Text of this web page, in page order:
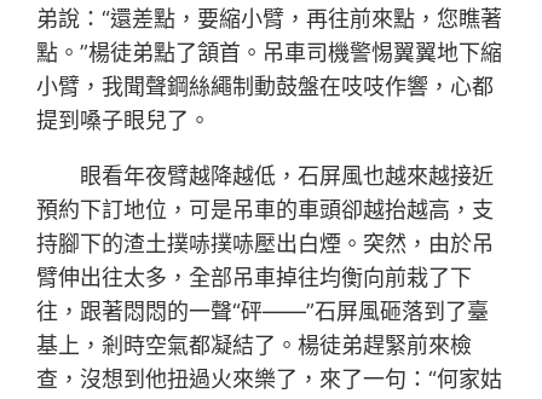
弟說：“還差點，要縮小臂，再往前來點，您瞧著
點。”楊徒弟點了頷首。吊車司機警惕翼翼地下縮
小臂，我聞聲鋼絲繩制動鼓盤在吱吱作響，心都
提到嗓子眼兒了。
眼看年夜臂越降越低，石屏風也越來越接近
預約下訂地位，可是吊車的車頭卻越抬越高，支
持腳下的渣土撲哧撲哧壓出白煙。突然，由於吊
臂伸出往太多，全部吊車掉往均衡向前栽了下
往，跟著悶悶的一聲“砰——”石屏風砸落到了臺
基上，剎時空氣都凝結了。楊徒弟趕緊前來檢
查，沒想到他扭過火來樂了，來了一句：“何家姑